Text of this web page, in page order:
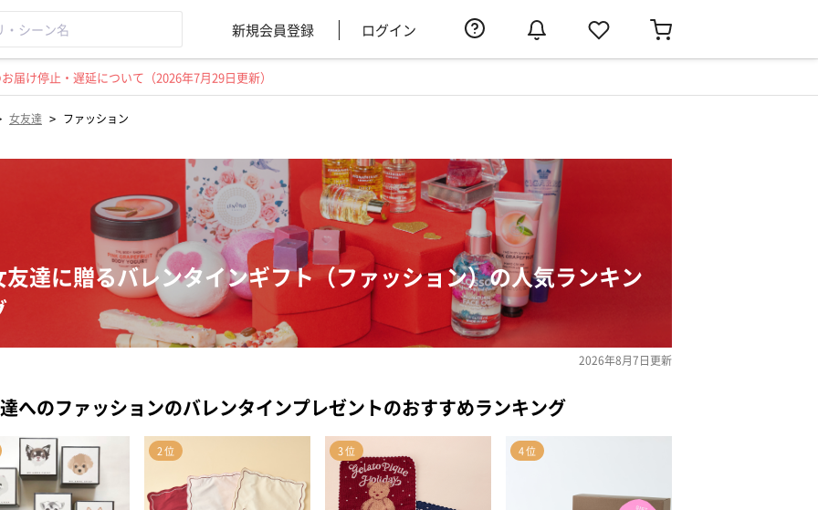
新規会員登録 ログイン
け停止・遅延について（2026年7月29日更新）
女友達 > ファッション
友達に贈るバレンタインギフト（ファッション）の人気ランキン
2026年8月7日更新
へのファッションのバレンタインプレゼントのおすすめランキング